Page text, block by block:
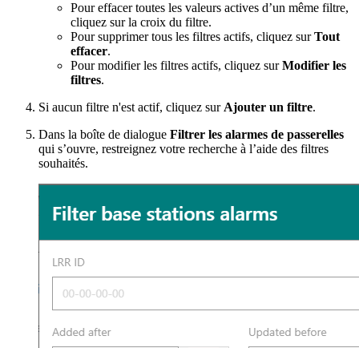
Pour effacer toutes les valeurs actives d’un même filtre,
cliquez sur la croix du filtre.
Pour supprimer tous les filtres actifs, cliquez surTout
effacer.
Pour modifier les filtres actifs, cliquez surModifier les
filtres.
Si aucun filtre n'est actif, cliquez surAjouter un filtre.
Dans la boîte de dialogue Filtrer les alarmes de passerelles
qui s’ouvre, restreignez votre recherche à l’aide des filtres
souhaités.